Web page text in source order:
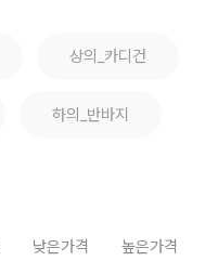
상의_카디건
하의_반바지
낮은가격 높은가격